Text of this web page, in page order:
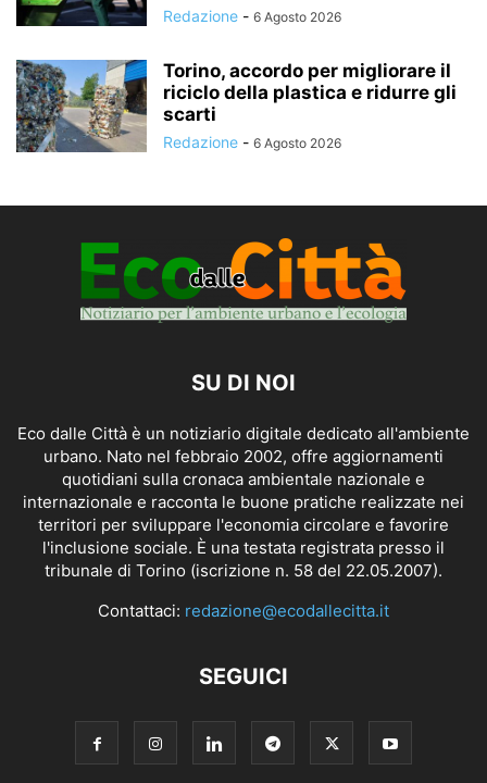
Redazione - 6 Agosto 2026
Torino, accordo per migliorare il
riciclo della plastica e ridurre gli
scarti
Redazione - 6 Agosto 2026
SU DI NOI
Eco dalle Città è un notiziario digitale dedicato all'ambiente
urbano. Nato nel febbraio 2002, offre aggiornamenti
quotidiani sulla cronaca ambientale nazionale e
internazionale e racconta le buone pratiche realizzate nei
territori per sviluppare l'economia circolare e favorire
l'inclusione sociale. È una testata registrata presso il
tribunale di Torino (iscrizione n. 58 del 22.05.2007).
Contattaci: redazione@ecodallecitta.it
SEGUICI